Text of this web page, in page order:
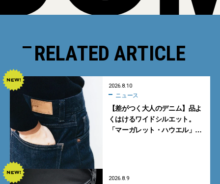
RELATED ARTICLE
2026.8.10
ニュース
【差がつく大人のデニム】品よ
くはけるワイドシルエット。
「マーガレット・ハウエル」と
2026.8.9